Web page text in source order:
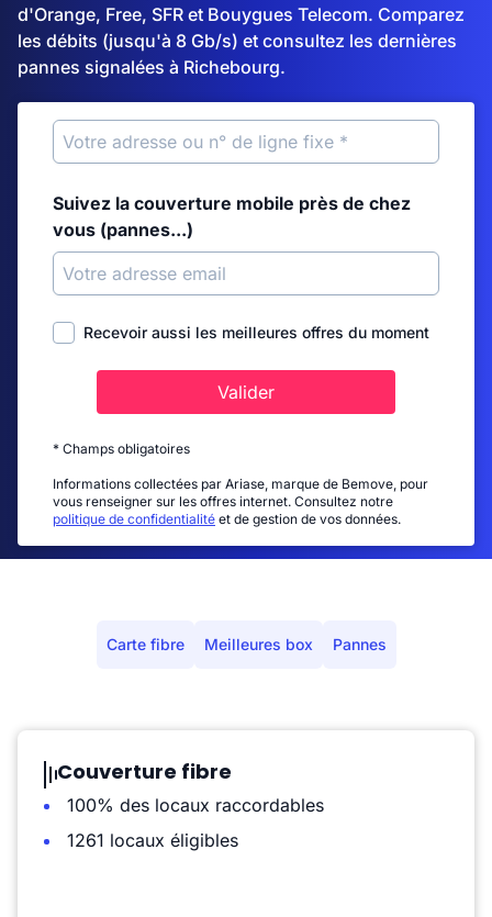
d'Orange, Free, SFR et Bouygues Telecom. Comparez
les débits (jusqu'à 8 Gb/s) et consultez les dernières
pannes signalées à Richebourg.
Suivez la couverture mobile près de chez
vous (pannes...)
Recevoir aussi les meilleures offres du moment
Valider
* Champs obligatoires
Informations collectées par Ariase, marque de Bemove, pour
vous renseigner sur les offres internet. Consultez notre
politique de confidentialité et de gestion de vos données.
Carte fibre Meilleures box Pannes
Couverture fibre
100% des locaux raccordables
1261 locaux éligibles